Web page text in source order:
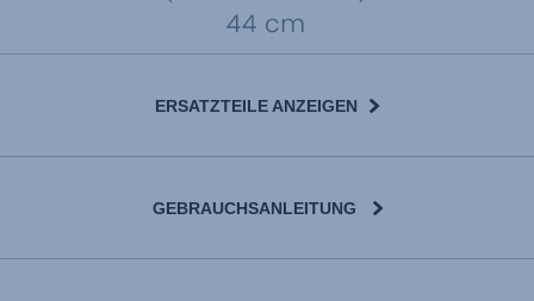
ERSATZTEILE ANZEIGEN
GEBRAUCHSANLEITUNG